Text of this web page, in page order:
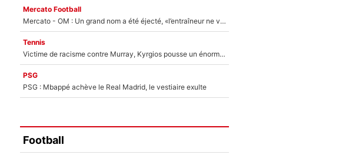
Mercato Football
Mercato - OM : Un grand nom a été éjecté, «l’entraîneur ne voulait pas me conserver»
Tennis
Victime de racisme contre Murray, Kyrgios pousse un énorme coup de gueule !
PSG
PSG : Mbappé achève le Real Madrid, le vestiaire exulte
Football